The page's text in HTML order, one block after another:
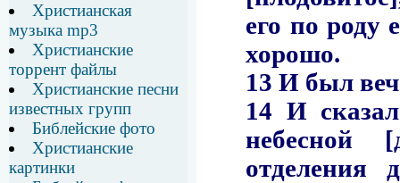
Христианская
музыка mp3
Христианские
торрент файлы
Христианские песни
известных групп
Библейские фото
Христианские
картинки